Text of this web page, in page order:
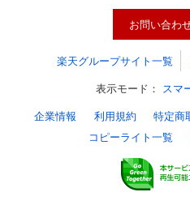
基本情
ジット
お問い合わ
楽天グループサイト一覧
表示モード： スマ
企業情報 利用規約 特定商
コピーライト一覧